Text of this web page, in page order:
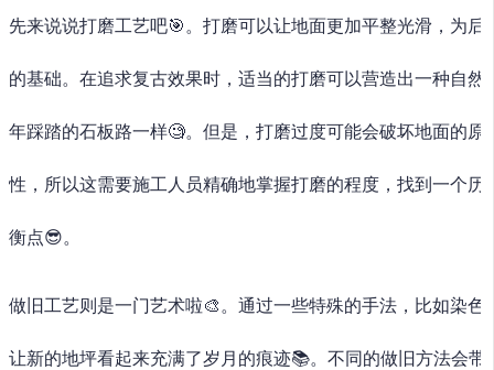
先来说说打磨工艺吧🎯。打磨可以让地面更加平整光滑，为后
的基础。在追求复古效果时，适当的打磨可以营造出一种自然
年踩踏的石板路一样🧐。但是，打磨过度可能会破坏地面的原
性，所以这需要施工人员精确地掌握打磨的程度，找到一个历
衡点😎。
做旧工艺则是一门艺术啦🎨。通过一些特殊的手法，比如染色
让新的地坪看起来充满了岁月的痕迹📚。不同的做旧方法会带